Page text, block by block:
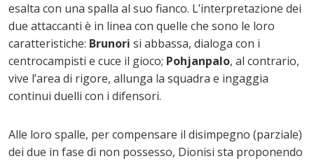
esalta con una spalla al suo fianco. L’interpretazione dei
due attaccanti è in linea con quelle che sono le loro
caratteristiche: Brunori si abbassa, dialoga con i
centrocampisti e cuce il gioco; Pohjanpalo, al contrario,
vive l’area di rigore, allunga la squadra e ingaggia
continui duelli con i difensori.
Alle loro spalle, per compensare il disimpegno (parziale)
dei due in fase di non possesso, Dionisi sta proponendo